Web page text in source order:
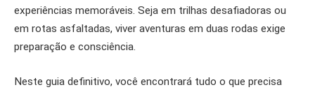
experiências memoráveis. Seja em trilhas desafiadoras ou
em rotas asfaltadas, viver aventuras em duas rodas exige
preparação e consciência.
Neste guia definitivo, você encontrará tudo o que precisa